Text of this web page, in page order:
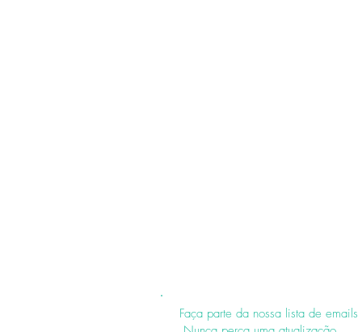
Faça parte da nossa lista de emails